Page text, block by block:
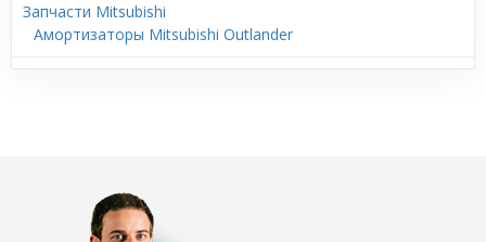
Запчасти Mitsubishi
Амортизаторы Mitsubishi Outlander